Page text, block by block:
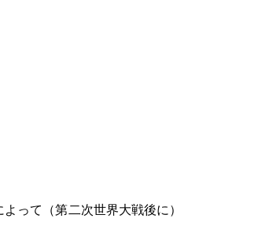
って（第二次世界大戦後に）